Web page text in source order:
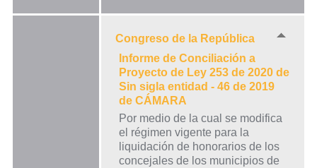
Congreso de la República
Informe de Conciliación a
Proyecto de Ley 253 de 2020 de
Sin sigla entidad - 46 de 2019
de CÁMARA
Por medio de la cual se modifica
el régimen vigente para la
liquidación de honorarios de los
concejales de los municipios de